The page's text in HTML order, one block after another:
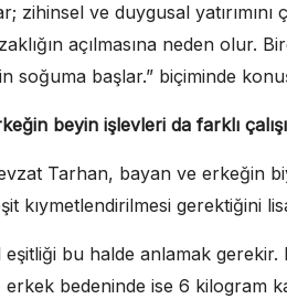
zihinsel ve duygusal
açılmasına neden olur.
soğuma başlar.” biçiminde
beyin işlevleri da farklı
Tarhan, bayan ve erkeğin
kıymetlendirilmesi gerektiğini
eşitliği bu halde anlamak gerekir.
bedeninde ise 6 kilogram